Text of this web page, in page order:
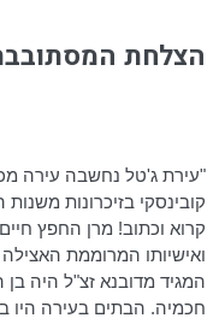
הצלחת
"עירתג'טל נחשבה עירה
קובינסקי
קרוא וכתוב! מרן החפץ
ואישיותו המרוממת
המגיד מדובנא
חכמיה. הבתים בעירה היו